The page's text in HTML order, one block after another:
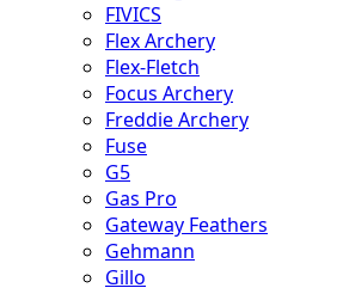
FIVICS
Flex Archery
Flex-Fletch
Focus Archery
Freddie Archery
Fuse
G5
Gas Pro
Gateway Feathers
Gehmann
Gillo